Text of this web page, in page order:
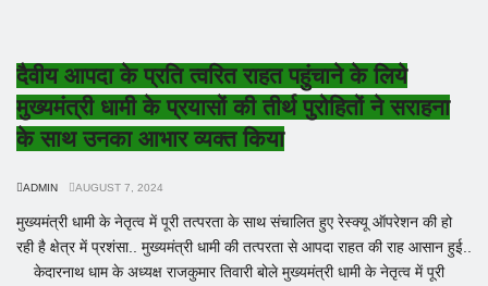
दैवीय आपदा के प्रति त्वरित राहत पहुंचाने के लिये
मुख्यमंत्री धामी के प्रयासों की तीर्थ पुरोहितों ने सराहना
के साथ उनका आभार व्यक्त किया
ADMIN AUGUST 7, 2024
मुख्यमंत्री धामी के नेतृत्व में पूरी तत्परता के साथ संचालित हुए रेस्क्यू ऑपरेशन की हो
रही है क्षेत्र में प्रशंसा.. मुख्यमंत्री धामी की तत्परता से आपदा राहत की राह आसान हुई..
केदारनाथ धाम के अध्यक्ष राजकुमार तिवारी बोले मुख्यमंत्री धामी के नेतृत्व में पूरी